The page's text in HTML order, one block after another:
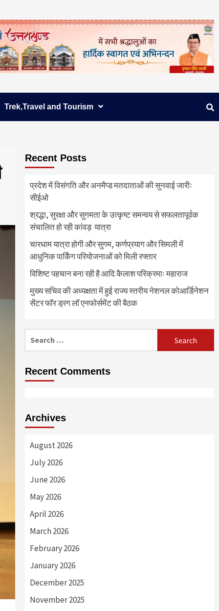
Trek,Travel and Tourism
Recent Posts
प्रदेश में विसंगति और अनमैप्ड मतदाताओं की सुनवाई जारीः
सीईओ
श्रद्धा, सुरक्षा और सुगमता के उत्कृष्ट समन्वय से सफलतापूर्वक
संचालित हो रही कांवड़ यात्रा
चारधाम यात्रा होगी और सुगम, कर्णप्रयाग और सिमली में
आधुनिक पार्किंग परियोजनाओं को मिली रफ्तार
विशिष्ट पहचान बना रही है आदि कैलाश परिक्रमाः महाराज
मुख्य सचिव की अध्यक्षता में हुई राज्य स्तरीय नेशनल कोआर्डिनेशन
सेंटर फॉर ड्रग लॉ एनफोर्समेंट की बैठक
Recent Comments
Archives
August 2026
July 2026
June 2026
May 2026
April 2026
March 2026
February 2026
January 2026
December 2025
November 2025